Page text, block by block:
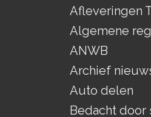
Afleveringen
Algemene
ANWB
Archief
Auto delen
Bedacht door